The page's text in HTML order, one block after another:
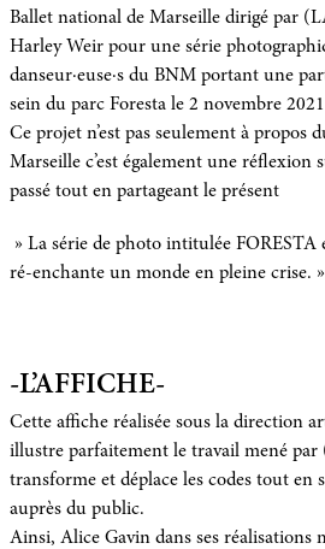
Ballet national de Marseille dirigé par
Harley Weir pour une série
danseur·euse·s du BNM portant une
sein du parc Foresta le 2 novembre
Ce projet n’est pas seulement à propos
Marseille c’est également une réflexion
passé tout en partageant le présent
» La série de photo intitulée
ré-enchante un monde en pleine crise. »
-L’AFFICHE-
Cette affiche réalisée sous la direction
illustre parfaitement le travail mené
transforme et déplace les codes tout
auprès du public.
Ainsi, Alice Gavin dans ses réalisations